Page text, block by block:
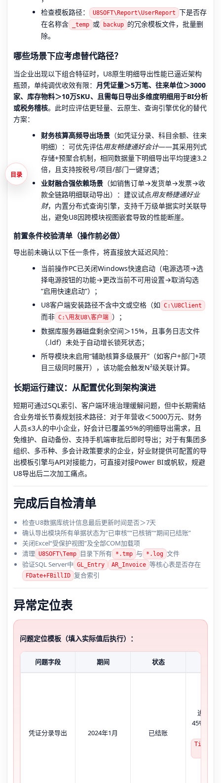
检查模板路径：
U8SOFT\Report\UserReport 下是否存
在名称含
_temp 或 backup 的冗余模板文件，批量删
除。
哪些场景下应考虑替代路径？
当企业出现以下组合特征时，U8原生明细导出性能已逼近架构
瓶颈，单纯调优收效有限： 月凭证量＞5万笔、往来单位＞3000
家、库存物料＞10万SKU、且需每日导出多维度明细用于BI分析
或税务稽核。此时应评估更轻量、云原生、查询引擎优化的替代
方案：
财务核算高频导出场景 （如凭证分录、科目余额、往来
明细）：可优先评估用友畅捷通好会计——其采用列式
存储+预聚合机制，相同数据量下明细导出平均提速3.2
倍，且支持按税号/项目/部门一键穿透；
业财融合强依赖场景 （如销售订单→发货单→发票→收
款全链路明细联动导出）：建议试点用友畅捷通好业
财，内置分布式查询引擎，支持千万级单据实时关联导
出，避免U8因跨模块视图嵌套导致的性能断崖。
前置条件校验清单（操作前必做）
导出前未确认以下任一条件，将直接放大延迟风险：
当前操作PC已关闭Windows快速启动（电源选项→选
择电源按钮的功能→更改当前不可用设置→取消勾选
“启用快速启动”）；
U8客户端安装路径不含中文或空格（如 C:\U8Client
而非 C:\用友U8\客户端 ）；
数据库服务器磁盘剩余空间＞15%，且事务日志文件
（.ldf）未处于自动增长锁死状态；
所导模块未启用“辅助核算多级展开”（如客户+部门+项
目三级同时展开），该功能会触发N²级关联计算。
长期运行建议：从配置优化到架构演进
短期可通过SQL索引、客户端环境治理缓解问题，但中长期需结
合业务增长节奏规划技术路径：对于年营收＜5000万元、财务
人员≤3人的中小企业，好会计已覆盖95%的明细导出需求，且
免维护、自动备份、支持手机端审批后即时导出；对于有集团多
组织、多币种、多会计政策要求的企业，好业财提供可配置的导
出模板引擎与API对接能力，可直接对接Power BI或帆软，规避
U8导出后二次加工痛点。
完成后自检清单
检查U8数据库统计信息最后更新时间是否＞7天
确认导出模块所有单据状态为“已审核”“已核销”“期间已结账”
关闭Excel“受保护视图”及全部COM加载项
清理 U8SOFT\Temp 目录下所有 *.tmp 与 *.log 文件
验证SQL Server中 GL_Entry AR_Invoice 等核心表是否存在
FDate+FBillID 复合索引
异常定位表
问题定位模板（填入实际值后执行）：
问题字段 期间 状态
凭证分录导出 2024年1月 已结账
进度条
45%，
目录